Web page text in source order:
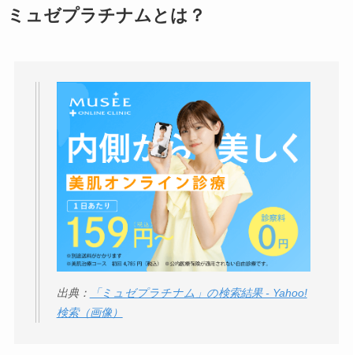
ミュゼプラチナムとは？
出典：
「ミュゼプラチナム」の検索結果 - Yahoo!
検索（画像）